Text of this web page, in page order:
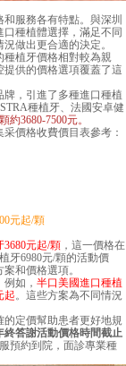
服務各有特點。與深圳
種植體選擇，滿足不同
做出更合適的決定。
植牙價格相對較為親
供的價格選項覆蓋了這
牌，引進了多種進口種植
種植牙、法國安卓健
約3680-7500元。
價格收費價目表參考：
元起/顆
元起/顆 ，這一價格在
牙6980元/顆的活動價
和價格選項。
如， 半口美國進口種植
起。這些方案為不同情況
定價幫助患者更好地規
終答謝活動價格時間截止
預約到院，面診專業種